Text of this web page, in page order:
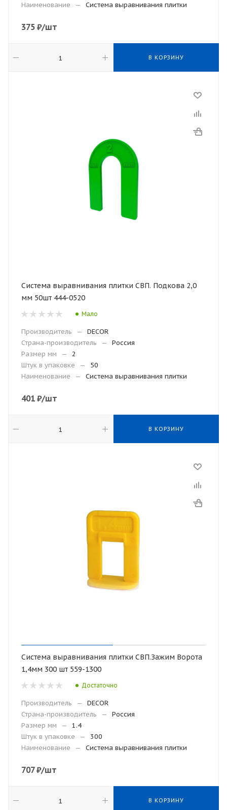
Наименование
— Система выравнивания плитки
375 ₽/шт
В КОРЗИНУ
Система выравнивания плитки СВП. Подкова 2,0
мм 50шт 444-0520
Мало
Производитель —
DECOR
Страна-производитель
—
Россия
Размер мм
—
2
Штук в упаковке
—
50
Наименование
— Система выравнивания плитки
401 ₽/шт
В КОРЗИНУ
Система выравнивания плитки СВП.Зажим Ворота
1,4мм 300 шт 559-1300
Достаточно
Производитель —
DECOR
Страна-производитель
—
Россия
Размер мм
—
1.4
Штук в упаковке
—
300
Наименование
— Система выравнивания плитки
707₽/шт
В КОРЗИНУ